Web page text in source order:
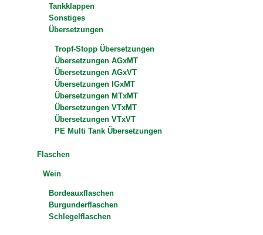
Tankklappen
Sonstiges
Übersetzungen
Tropf-Stopp Übersetzungen
Übersetzungen AGxMT
Übersetzungen AGxVT
Übersetzungen IGxMT
Übersetzungen MTxMT
Übersetzungen VTxMT
Übersetzungen VTxVT
PE Multi Tank Übersetzungen
Flaschen
Wein
Bordeauxflaschen
Burgunderflaschen
Schlegelflaschen